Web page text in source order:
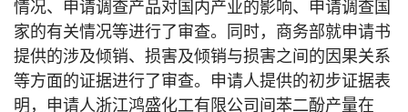
情况、申请调查产品对国内产业的影响、申请调查国
家的有关情况等进行了审查。同时，商务部就申请书
提供的涉及倾销、损害及倾销与损害之间的因果关系
等方面的证据进行了审查。申请人提供的初步证据表
明，申请人浙江鸿盛化工有限公司间苯二酚产量在